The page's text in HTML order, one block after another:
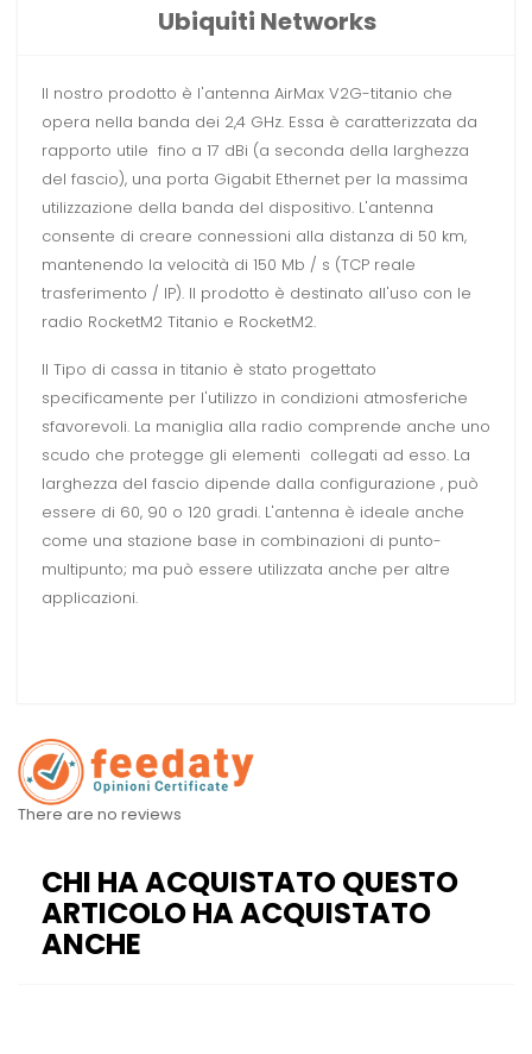
Ubiquiti Networks
Il nostro prodotto è l'antenna AirMax V2G-titanio che
opera nella banda dei 2,4 GHz. Essa è caratterizzata da
rapporto utile fino a 17 dBi (a seconda della larghezza
del fascio), una porta Gigabit Ethernet per la massima
utilizzazione della banda del dispositivo. L'antenna
consente di creare connessioni alla distanza di 50 km,
mantenendo la velocità di 150 Mb / s (TCP reale
trasferimento / IP). Il prodotto è destinato all'uso con le
radio RocketM2 Titanio e RocketM2.
Il Tipo di cassa in titanio è stato progettato
specificamente per l'utilizzo in condizioni atmosferiche
sfavorevoli. La maniglia alla radio comprende anche uno
scudo che protegge gli elementi collegati ad esso. La
larghezza del fascio dipende dalla configurazione , può
essere di 60, 90 o 120 gradi. L'antenna è ideale anche
come una stazione base in combinazioni di punto-
multipunto; ma può essere utilizzata anche per altre
applicazioni.
There are no reviews
CHI HA ACQUISTATO QUESTO
ARTICOLO HA ACQUISTATO
ANCHE